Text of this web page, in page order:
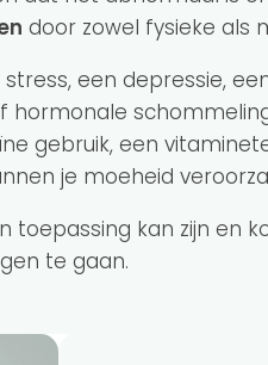
door zowel fysieke als
een depressie,
hormonale
gebruik, een
je moeheid
toepassing kan zijn en
te gaan.